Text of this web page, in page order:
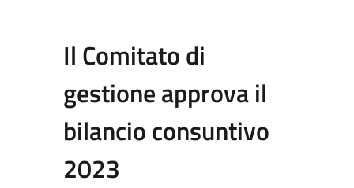
Il Comitato di
gestione approva il
bilancio consuntivo
2023